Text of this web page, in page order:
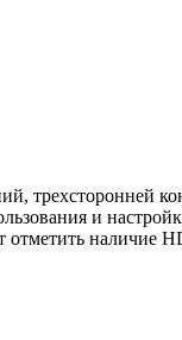
трехсторонней
и
отметить